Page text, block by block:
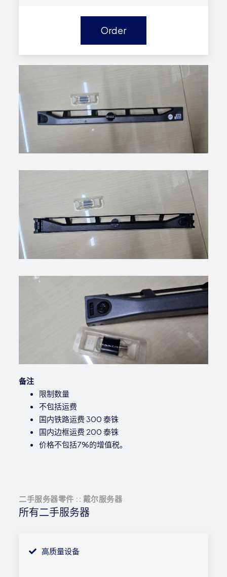
Order
备注
限制数量
不包括运费
国内铁路运费 300 泰铢
国内边框运费 200 泰铢
价格不包括7%的增值税。
二手服务器零件 :: 戴尔服务器
所有二手服务器
高质量设备